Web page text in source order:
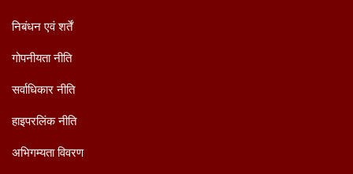
निबंधन एवं शर्तें
गोपनीयता नीति
सर्वाधिकार नीति
हाइपरलिंक नीति
अभिगम्यता विवरण